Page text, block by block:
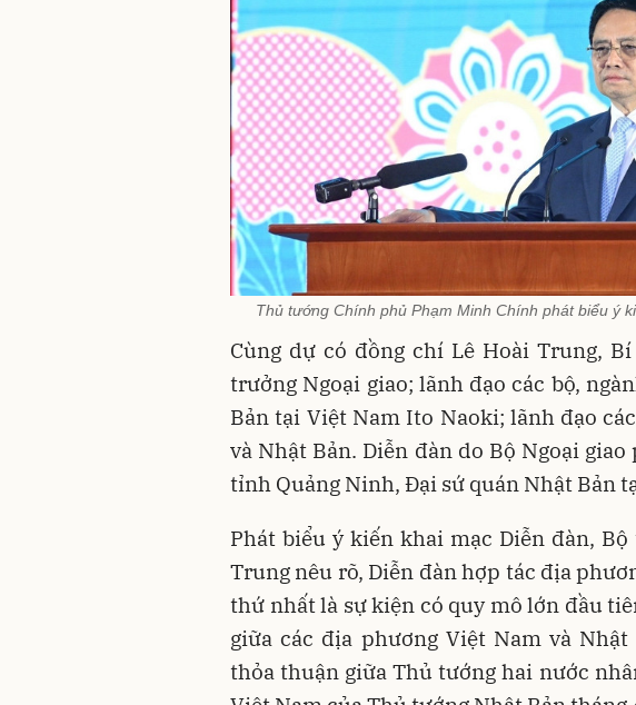
Thủ tướng Chính phủ Phạm Minh Chính phát biểu ý
Cùng dự có đồng chí Lê Hoài Trung,
trưởng Ngoại giao; lãnh đạo các bộ,
Bản tại Việt Nam Ito Naoki; lãnh đạo
và Nhật Bản. Diễn đàn do Bộ Ngoại
tỉnh Quảng Ninh, Đại sứ quán Nhật Bản
Phát biểu ý kiến khai mạc Diễn đàn,
Trung nêu rõ, Diễn đàn hợp tác địa
thứ nhất là sự kiện có quy mô lớn đầu
giữa các địa phương Việt Nam và
thỏa thuận giữa Thủ tướng hai nước